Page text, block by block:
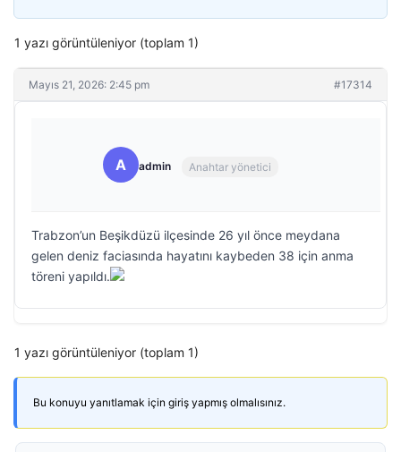
1 yazı görüntüleniyor (toplam 1)
Mayıs 21, 2026: 2:45 pm #17314
A admin Anahtar yönetici
Trabzon’un Beşikdüzü ilçesinde 26 yıl önce meydana
gelen deniz faciasında hayatını kaybeden 38 için anma
töreni yapıldı.
1 yazı görüntüleniyor (toplam 1)
Bu konuyu yanıtlamak için giriş yapmış olmalısınız.